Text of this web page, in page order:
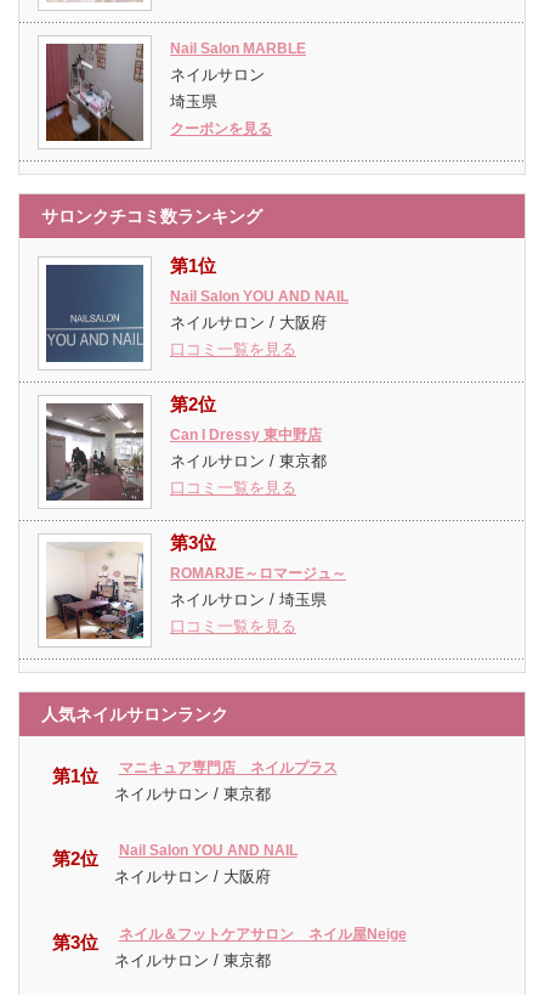
Nail Salon MARBLE
ネイルサロン
埼玉県
クーポンを見る
サロンクチコミ数ランキング
第1位
Nail Salon YOU AND NAIL
ネイルサロン / 大阪府
口コミ一覧を見る
第2位
Can I Dressy 東中野店
ネイルサロン / 東京都
口コミ一覧を見る
第3位
ROMARJE～ロマージュ～
ネイルサロン / 埼玉県
口コミ一覧を見る
人気ネイルサロンランク
第1位 マニキュア専門店 ネイルプラス
ネイルサロン / 東京都
第2位 Nail Salon YOU AND NAIL
ネイルサロン / 大阪府
第3位 ネイル＆フットケアサロン ネイル屋Neige
ネイルサロン / 東京都